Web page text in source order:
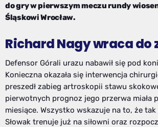
do gry w pierwszym meczu rundy
Śląskowi Wrocław.
Richard Nagy wraca do
Defensor Górali urazu nabawił się pod
Konieczna okazała się interwencja
preszedł zabieg artroskopii stawu
pierwotnych prognoz jego przerwa miała
miesiące. Wszystko wskazuje na to, że
Słowak trenuje już na siłowni oraz